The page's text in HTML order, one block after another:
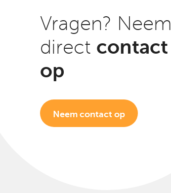
Vragen? Neem
direct contact
op
Neem contact op